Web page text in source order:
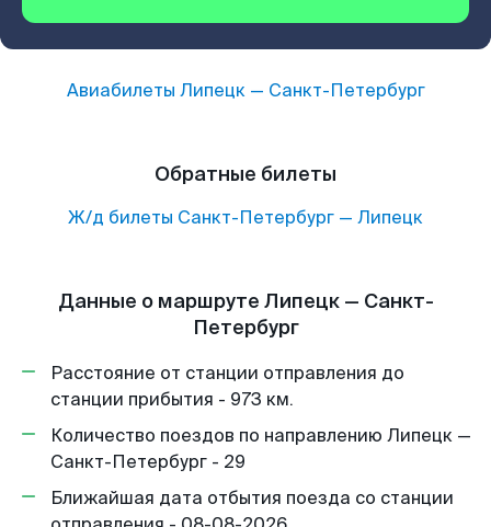
Авиабилеты Липецк— Санкт-Петербург
Обратные билеты
Ж/д билеты Санкт-Петербург — Липецк
Данные о маршруте Липецк — Санкт-
Петербург
Расстояние от станции отправления до
станции прибытия - 973 км.
Количество поездов по направлению Липецк —
Санкт-Петербург - 29
Ближайшая дата отбытия поезда со станции